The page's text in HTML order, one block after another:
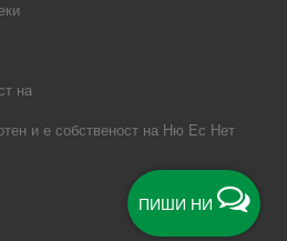
ПИШИ НИ
на
и е собственост на Ню Ес Нет